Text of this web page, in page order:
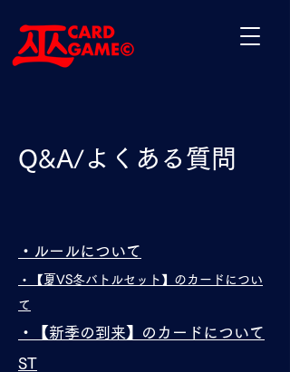
Q&A/よくある質問
・ルールについて
・【夏VS冬バトルセット】のカードについ
て
・【新季の到来】のカードについて
ST